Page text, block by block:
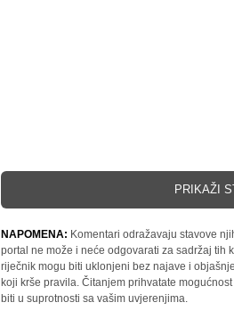
PRIKAŽI
NAPOMENA: Komentari odražavaju stavove
portal ne može i neće odgovarati za sadržaj tih
riječnik mogu biti uklonjeni bez najave i
koji krše pravila. Čitanjem prihvatate
biti u suprotnosti sa vašim uvjerenjima.